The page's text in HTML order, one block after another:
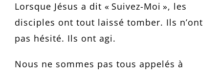
Lorsque Jésus a dit « Suivez-Moi », les
disciples ont tout laissé tomber. Ils n’ont
pas hésité. Ils ont agi.
Nous ne sommes pas tous appelés à